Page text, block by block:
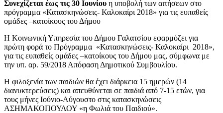
Συνεχίζεται έως τις 30 Ιουνίου η υποβολή των αιτήσεων στο
πρόγραμμα «Κατασκηνώσεις- Καλοκαίρι 2018» για τις ευπαθείς
ομάδες –κατοίκους του Δήμου
Η Κοινωνική Υπηρεσία του Δήμου Γαλατσίου εφαρμόζει για
πρώτη φορά το Πρόγραμμα «Κατασκηνώσεις- Καλοκαίρι 2018»,
για τις ευπαθείς ομάδες –κατοίκους του Δήμου μας, σύμφωνα με
την υπ. αρ. 59/2018 Απόφαση Δημοτικού Συμβουλίου.
Η φιλοξενία των παιδιών θα έχει διάρκεια 15 ημερών (14
διανυκτερεύσεις) και απευθύνεται σε παιδιά από 7-15 ετών, για
τους μήνες Ιούνιο-Αύγουστο στις κατασκηνώσεις
ΑΣΗΜΑΚΟΠΟΥΛΟΥ «η Φωλιά του Παιδιού».